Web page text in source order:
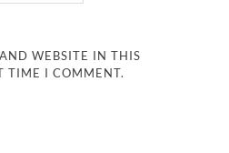
WEBSITE IN THIS
TIME I COMMENT.